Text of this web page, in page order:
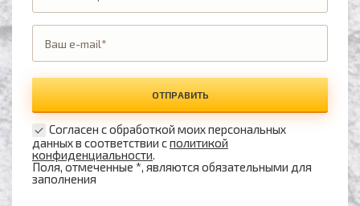
ОТПРАВИТЬ
Согласен с обработкой моих персональных
данных в соответствии сполитикой
конфиденциальности.
Поля, отмеченные *, являются обязательными для
заполнения